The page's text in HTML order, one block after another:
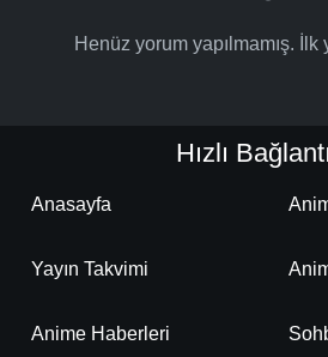
Henüz yorum yapılmamış.
Hızlı
Anasayfa
Yayın Takvimi
Anime Haberleri